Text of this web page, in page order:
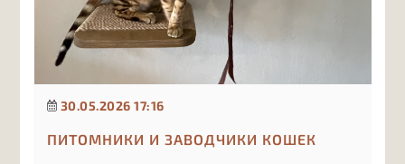
30.05.2026 17:16
ПИТОМНИКИ И ЗАВОДЧИКИ КОШЕК